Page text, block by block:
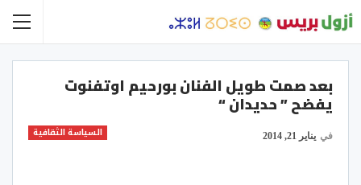
بعد صمت طويل الفنان بورحيم اوتفنوت
يفضح ” حديدان “
السياسة الثقافية في يناير 21, 2014